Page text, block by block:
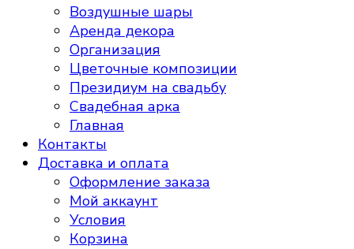
Воздушные шары
Аренда декора
Организация
Цветочные композиции
Президиум на свадьбу
Свадебная арка
Главная
Контакты
Доставка и оплата
Оформление заказа
Мой аккаунт
Условия
Корзина